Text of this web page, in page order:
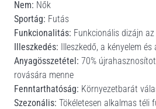
Nem: Nők
Sportág: Futás
Funkcionalitás: Funkcionális dizájn
Illeszkedés: Illeszkedő, a kényelem
Anyagösszetétel: 70%
rovására menne
Fenntarthatóság: Környezetbarát
Szezonális: Tökéletesen alkalmas téli